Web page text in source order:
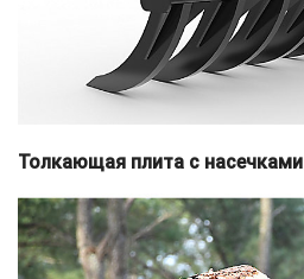
Толкающая плита с насечками